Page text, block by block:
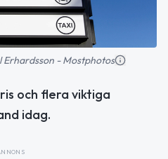
- Mostphotos
och flera viktiga
idag.